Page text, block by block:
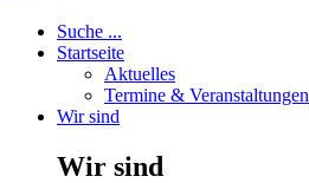
Suche ...
Startseite
Aktuelles
Termine & Veranstaltungen
Wir sind
Wir sind